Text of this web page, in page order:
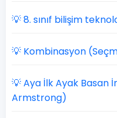
💡 8. sınıf bilişim
💡 Kombinasyon
💡 Aya İlk Ayak Basan
Armstrong)